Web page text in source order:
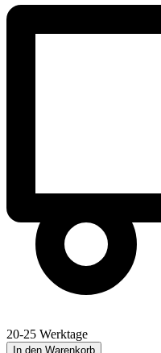
20-25 Werktage
In den Warenkorb